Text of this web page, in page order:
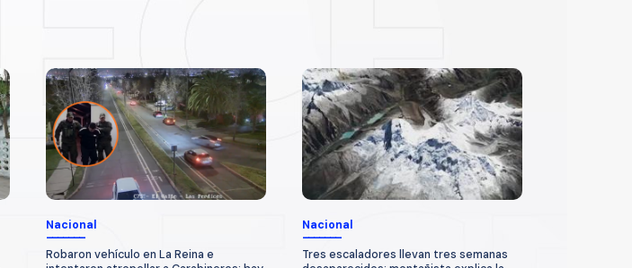
Nacional
Robaron vehículo en La Reina e
Nacional
Tres escaladores llevan tres semanas